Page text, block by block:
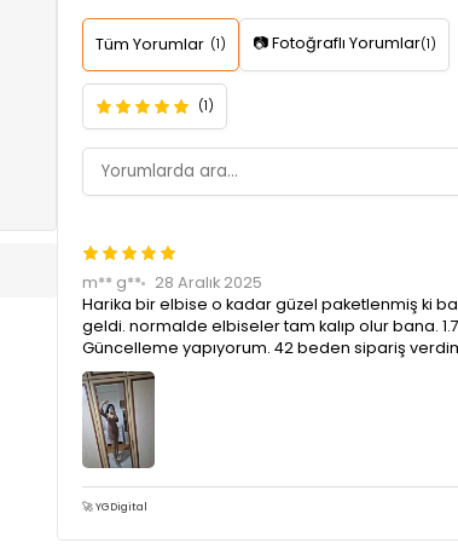
Tüm Yorumlar (1) 📷 Fotoğraflı Yorumlar(1)
(1)
m** g**
28 Aralık 2025
Harika bir elbise o kadar güzel paketlenmiş ki
geldi. normalde elbiseler tam kalıp olur bana.
Güncelleme yapıyorum. 42 beden sipariş
🚀 YGDigital